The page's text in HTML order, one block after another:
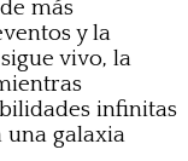
más
y la
vivo, la
infinitas
galaxia